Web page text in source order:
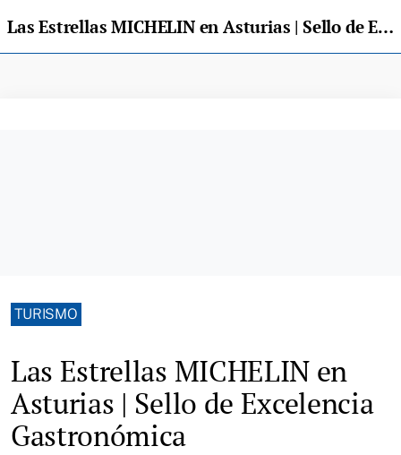
Las Estrellas MICHELIN en Asturias | Sello de Excelencia Gastronómica
TURISMO
Las Estrellas MICHELIN en
Asturias | Sello de Excelencia
Gastronómica